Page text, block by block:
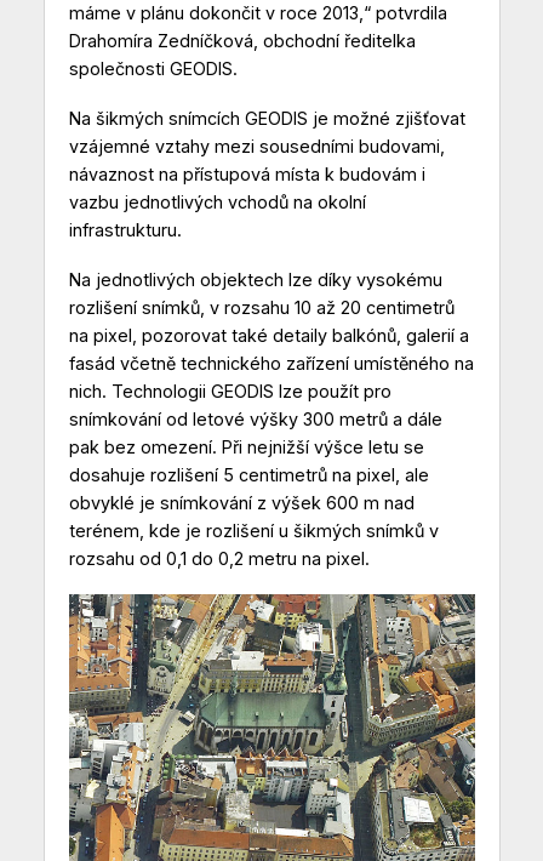
máme v plánu dokončit v roce 2013,“ potvrdila
Drahomíra Zedníčková, obchodní ředitelka
společnosti GEODIS.
Na šikmých snímcích GEODIS je možné zjišťovat
vzájemné vztahy mezi sousedními budovami,
návaznost na přístupová místa k budovám i
vazbu jednotlivých vchodů na okolní
infrastrukturu.
Na jednotlivých objektech lze díky vysokému
rozlišení snímků, v rozsahu 10 až 20 centimetrů
na pixel, pozorovat také detaily balkónů, galerií a
fasád včetně technického zařízení umístěného na
nich. Technologii GEODIS lze použít pro
snímkování od letové výšky 300 metrů a dále
pak bez omezení. Při nejnižší výšce letu se
dosahuje rozlišení 5 centimetrů na pixel, ale
obvyklé je snímkování z výšek 600 m nad
terénem, kde je rozlišení u šikmých snímků v
rozsahu od 0,1 do 0,2 metru na pixel.